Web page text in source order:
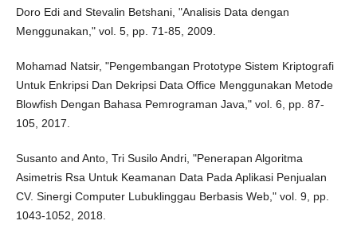
Doro Edi and Stevalin Betshani, "Analisis Data dengan
Menggunakan," vol. 5, pp. 71-85, 2009.
Mohamad Natsir, "Pengembangan Prototype Sistem Kriptografi
Untuk Enkripsi Dan Dekripsi Data Office Menggunakan Metode
Blowfish Dengan Bahasa Pemrograman Java," vol. 6, pp. 87-
105, 2017.
Susanto and Anto, Tri Susilo Andri, "Penerapan Algoritma
Asimetris Rsa Untuk Keamanan Data Pada Aplikasi Penjualan
CV. Sinergi Computer Lubuklinggau Berbasis Web," vol. 9, pp.
1043-1052, 2018.